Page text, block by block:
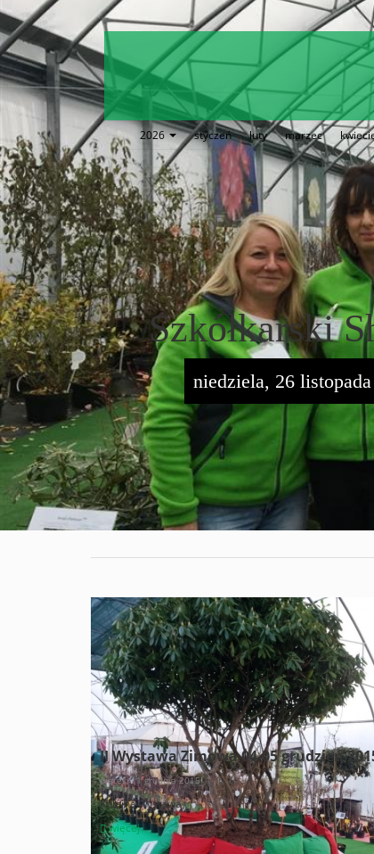
2026 styczeń luty marzec
Szkółkarski
niedziela, 26
II Wystawa Zimowa 04-05 grudzień
piątek, 11 grudnia 2015
Kolejna wystawa
więcej